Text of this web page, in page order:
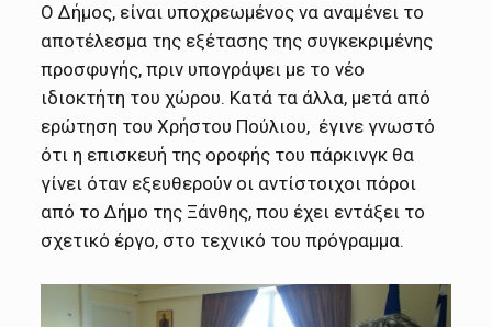
Ο Δήμος, είναι υποχρεωμένος να αναμένει το
αποτέλεσμα της εξέτασης της συγκεκριμένης
προσφυγής, πριν υπογράψει με το νέο
ιδιοκτήτη του χώρου. Κατά τα άλλα, μετά από
ερώτηση του Χρήστου Πούλιου, έγινε γνωστό
ότι η επισκευή της οροφής του πάρκινγκ θα
γίνει όταν εξευθερούν οι αντίστοιχοι πόροι
από το Δήμο της Ξάνθης, που έχει εντάξει το
σχετικό έργο, στο τεχνικό του πρόγραμμα.